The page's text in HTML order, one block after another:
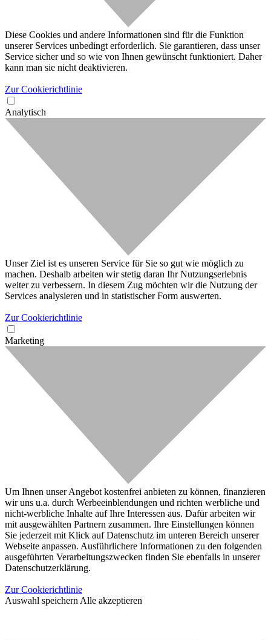
Diese Cookies und andere Informationen sind für die Funktion
unserer Services unbedingt erforderlich. Sie garantieren, dass unser
Service sicher und so wie von Ihnen gewünscht funktioniert. Daher
kann man sie nicht deaktivieren.
Zur Cookierichtlinie
Analytisch
Unser Ziel ist es unseren Service für Sie so gut wie möglich zu
machen. Deshalb arbeiten wir stetig daran Ihr Nutzungserlebnis
weiter zu verbessern. In diesem Zug möchten wir die Nutzung der
Services analysieren und in statistischer Form auswerten.
Zur Cookierichtlinie
Marketing
Um Ihnen unser Angebot kostenfrei anbieten zu können, finanzieren
wir uns u.a. durch Werbeeinblendungen und richten werbliche und
nicht-werbliche Inhalte auf Ihre Interessen aus. Dafür arbeiten wir
mit ausgewählten Partnern zusammen. Ihre Einstellungen können
Sie jederzeit mit Klick auf Datenschutz im unteren Bereich unserer
Webseite anpassen. Ausführlichere Informationen zu den folgenden
ausgeführten Verarbeitungszwecken finden Sie ebenfalls in unserer
Datenschutzerklärung.
Zur Cookierichtlinie
Auswahl speichern Alle akzeptieren